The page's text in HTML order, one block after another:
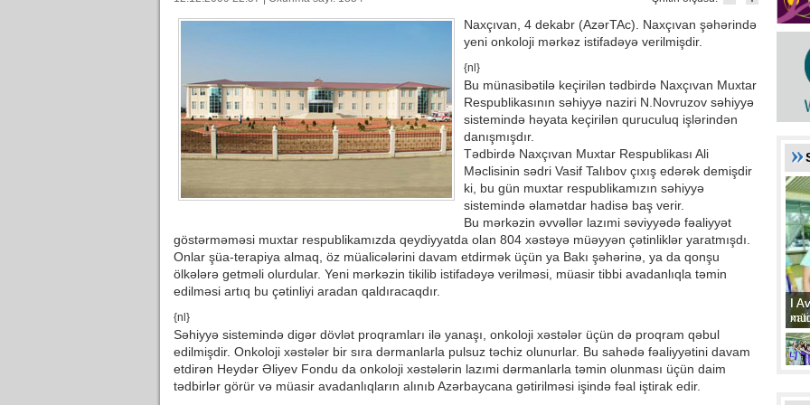
Naxçıvan, 4 dekabr (AzərTAc). Naxçıvan şəhərində
yeni onkoloji mərkəz istifadəyə verilmişdir.
{nl}
Bu münasibətilə keçirilən tədbirdə Naxçıvan Muxtar
Respublikasının səhiyyə naziri N.Novruzov səhiyyə
sistemində həyata keçirilən quruculuq işlərindən
danışmışdır.
Tədbirdə Naxçıvan Muxtar Respublikası Ali
Məclisinin sədri Vasif Talıbov çıxış edərək demişdir
ki, bu gün muxtar respublikamızın səhiyyə
sistemində əlamətdar hadisə baş verir.
Bu mərkəzin əvvəllər lazımi səviyyədə fəaliyyət
göstərməməsi muxtar respublikamızda qeydiyyatda olan 804 xəstəyə müəyyən çətinliklər yaratmışdı.
Onlar şüa-terapiya almaq, öz müalicələrini davam etdirmək üçün ya Bakı şəhərinə, ya da qonşu
ölkələrə getməli olurdular. Yeni mərkəzin tikilib istifadəyə verilməsi, müasir tibbi avadanlıqla təmin
edilməsi artıq bu çətinliyi aradan qaldıracaqdır.
{nl}
Səhiyyə sistemində digər dövlət proqramları ilə yanaşı, onkoloji xəstələr üçün də proqram qəbul
edilmişdir. Onkoloji xəstələr bir sıra dərmanlarla pulsuz təchiz olunurlar. Bu sahədə fəaliyyətini davam
etdirən Heydər Əliyev Fondu da onkoloji xəstələrin lazımi dərmanlarla təmin olunması üçün daim
tədbirlər görür və müasir avadanlıqların alınıb Azərbaycana gətirilməsi işində fəal iştirak edir.
II